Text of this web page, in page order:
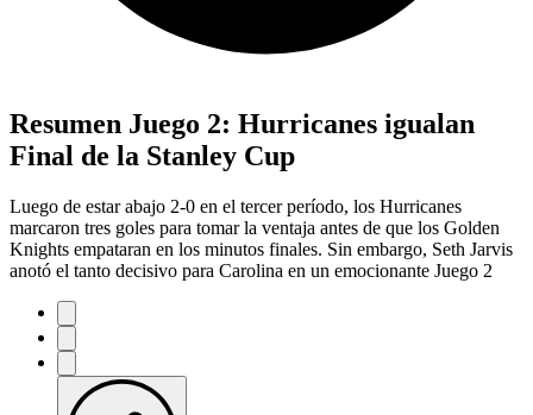
Resumen Juego 2: Hurricanes igualan
Final de la Stanley Cup
Luego de estar abajo 2-0 en el tercer período, los Hurricanes
marcaron tres goles para tomar la ventaja antes de que los Golden
Knights empataran en los minutos finales. Sin embargo, Seth Jarvis
anotó el tanto decisivo para Carolina en un emocionante Juego 2